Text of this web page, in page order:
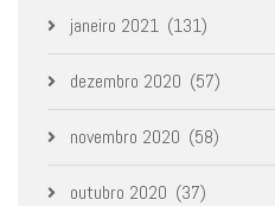
janeiro 2021 (131)
dezembro 2020 (57)
novembro 2020 (58)
outubro 2020 (37)